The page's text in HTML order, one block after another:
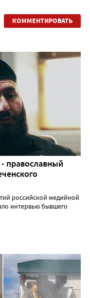
КОММЕНТИРОВАТЬ
православный
российской медийной
интервью бывшего